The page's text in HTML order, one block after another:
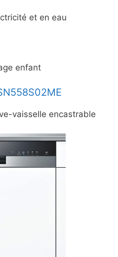
et en eau
enfant
vaisselle encastrable